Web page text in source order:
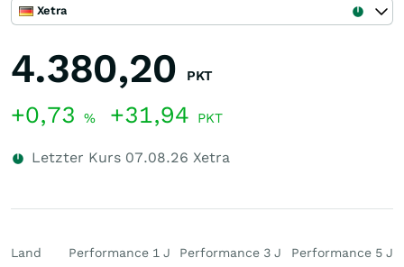
Xetra
4.380,20 PKT
+0,73 % +31,94 PKT
Letzter Kurs 07.08.26 Xetra
Land Performance 1 J Performance 3 J Performance 5 J